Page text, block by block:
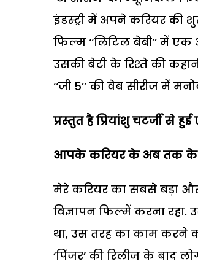
इंडस्ट्री में अपने करियर की
फिल्म ‘‘लिटिल बेबी’’ में
उसकी बेटी के रिश्ते की
‘‘जी 5’’ की वेब सीरीज में
प्रस्तुत है प्रियांशु चटर्जी से
आपके करियर के अब तक के
मेरे करियर का सबसे बड़ा और
विज्ञापन फिल्में करना
था, उस तरह का काम करने
‘पिंजर’ की रिलीज के बाद